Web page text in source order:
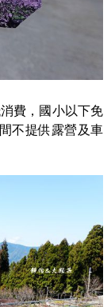
費，國小以下免
不提供露營及車